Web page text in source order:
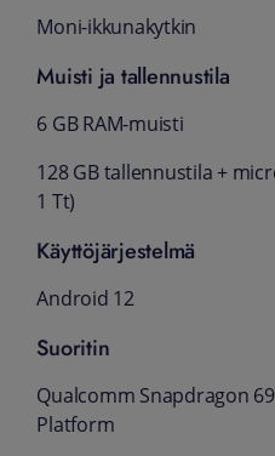
Moni-ikkunakytkin
Muisti ja tallennustila
6 GB RAM-muisti
128 GB tallennustila +
1 Tt)
Käyttöjärjestelmä
Android 12
Suoritin
Qualcomm Snapdragon
Platform